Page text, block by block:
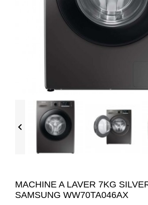

MACHINE A LAVER 7KG
SAMSUNG WW70TA046AX